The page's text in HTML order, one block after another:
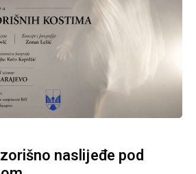
naslijeđe pod